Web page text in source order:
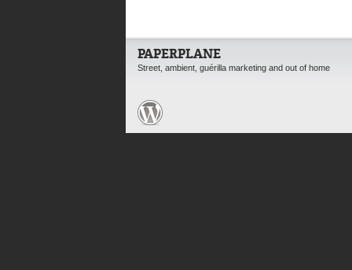
PAPERPLANE
Street, ambient, guérilla marketing and out of home